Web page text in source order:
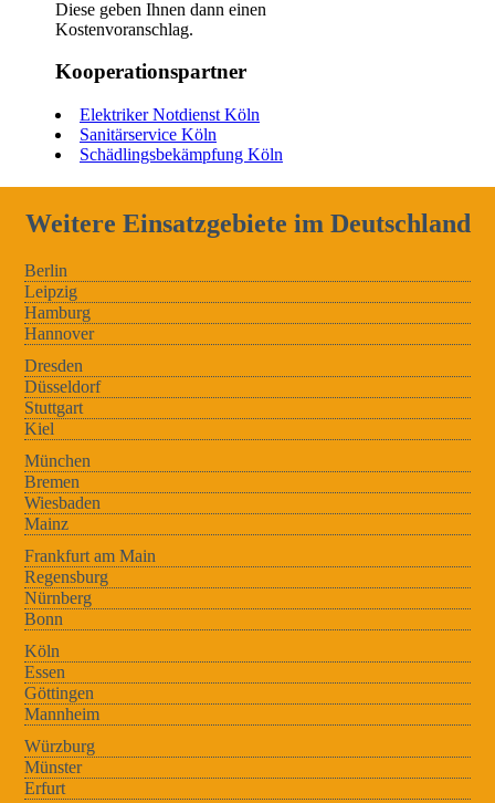
Diese geben Ihnen dann einen
Kostenvoranschlag.
Kooperationspartner
Elektriker Notdienst Köln
Sanitärservice Köln
Schädlingsbekämpfung Köln
Weitere Einsatzgebiete im Deutschland
Berlin
Leipzig
Hamburg
Hannover
Dresden
Düsseldorf
Stuttgart
Kiel
München
Bremen
Wiesbaden
Mainz
Frankfurt am Main
Regensburg
Nürnberg
Bonn
Köln
Essen
Göttingen
Mannheim
Würzburg
Münster
Erfurt